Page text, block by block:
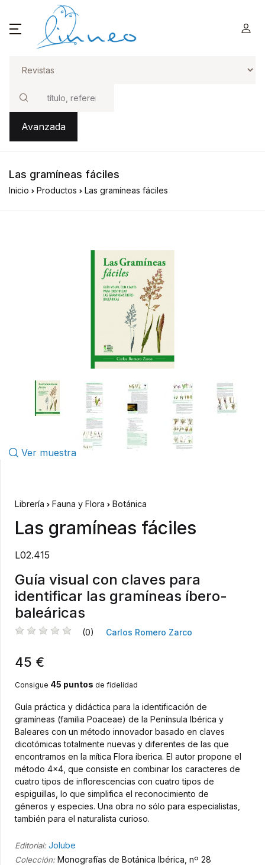
Buscar
Avanzada
Las gramíneas fáciles
Inicio Productos Las gramíneas fáciles
Ver muestra
Librería Fauna y Flora Botánica
Las gramíneas fáciles
L02.415
Guía visual con claves para
identificar las gramíneas íbero-
baleáricas
(0) Carlos Romero Zarco
45 €
Consigue 45 puntos de fidelidad
Guía práctica y didáctica para la identificación de
gramíneas (familia Poaceae) de la Península Ibérica y
Baleares con un método innovador basado en claves
dicotómicas totalmente nuevas y diferentes de las que
encontramos en la mítica Flora iberica. El autor propone el
método 4×4, que consiste en combinar los caracteres de
cuatro tipos de inflorescencias con cuatro tipos de
espiguillas, lo que simplifica el reconocimiento de
géneros y especies. Una obra no sólo para especialistas,
también para el naturalista curioso.
Editorial: Jolube
Colección:Monografías de Botánica Ibérica, nº 28